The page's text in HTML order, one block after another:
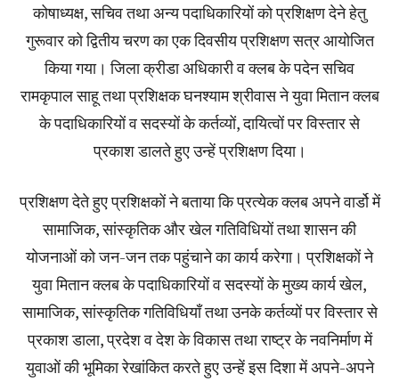
कोषाध्यक्ष, सचिव तथा अन्य पदाधिकारियों को प्रशिक्षण देने हेतु
गुरूवार को द्वितीय चरण का एक दिवसीय प्रशिक्षण सत्र आयोजित
किया गया। जिला क्रीडा अधिकारी व क्लब के पदेन सचिव
रामकृपाल साहू तथा प्रशिक्षक घनश्याम श्रीवास ने युवा मितान क्लब
के पदाधिकारियों व सदस्यों के कर्तव्यों, दायित्वों पर विस्तार से
प्रकाश डालते हुए उन्हें प्रशिक्षण दिया।
प्रशिक्षण देते हुए प्रशिक्षकों ने बताया कि प्रत्येक क्लब अपने वार्डो में
सामाजिक, सांस्कृतिक और खेल गतिविधियों तथा शासन की
योजनाओं को जन-जन तक पहुंचाने का कार्य करेगा। प्रशिक्षकों ने
युवा मितान क्लब के पदाधिकारियों व सदस्यों के मुख्य कार्य खेल,
सामाजिक, सांस्कृतिक गतिविधियॉं तथा उनके कर्तव्यों पर विस्तार से
प्रकाश डाला, प्रदेश व देश के विकास तथा राष्ट्र के नवनिर्माण में
युवाओं की भूमिका रेखांकित करते हुए उन्हें इस दिशा में अपने-अपने